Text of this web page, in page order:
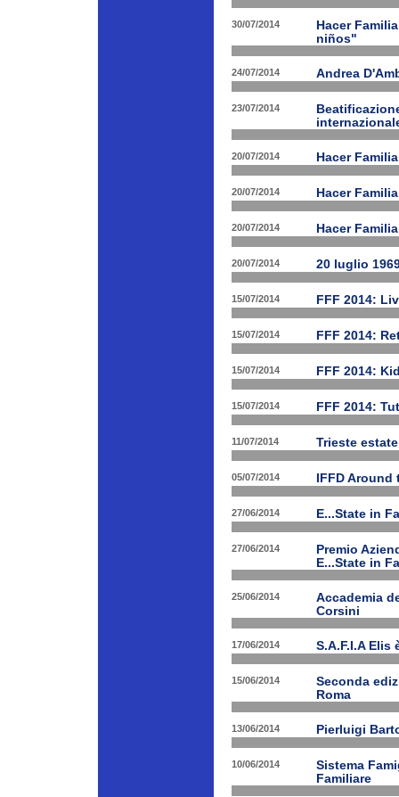
30/07/2014
Hacer
niños"
24/07/2014 Andrea
23/07/2014
20/07/2014 Hacer
20/07/2014 Hacer
20/07/2014 Hacer
20/07/2014 20 luglio
15/07/2014 FFF 2014:
15/07/2014 FFF 2014:
15/07/2014 FFF 2014:
15/07/2014 FFF 2014:
11/07/2014 Trieste
05/07/2014 IFFD
27/06/2014 E...State in
27/06/2014
Premio
E...State in
25/06/2014
Accademia
Corsini
17/06/2014 S.A.F.I.A Elis
15/06/2014
Seconda
Roma
13/06/2014 Pierluigi
10/06/2014
Sistema
Familiare